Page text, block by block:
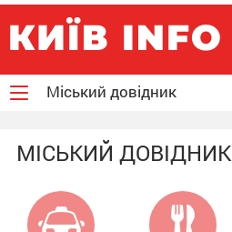
Міський довідник
МІСЬКИЙ ДОВІДНИК